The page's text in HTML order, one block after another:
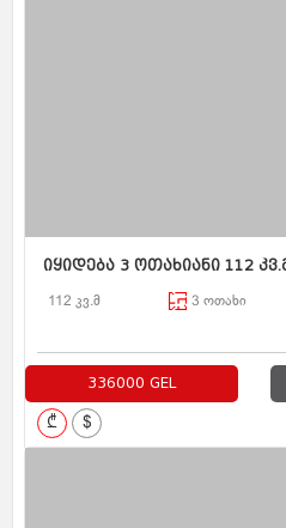
იყიდება 3 ოთახიანი 112
112 კვ.მ 3 ოთახი
336000 GEL
₾ $